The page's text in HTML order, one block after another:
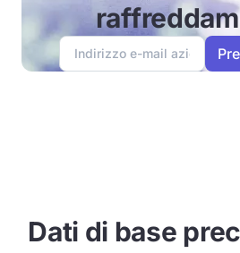
Dati di base